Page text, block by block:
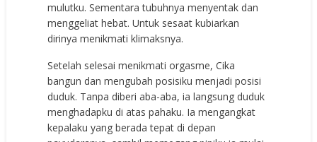
mulutku. Sementara tubuhnya menyentak dan
menggeliat hebat. Untuk sesaat kubiarkan
dirinya menikmati klimaksnya.
Setelah selesai menikmati orgasme, Cika
bangun dan mengubah posisiku menjadi posisi
duduk. Tanpa diberi aba-aba, ia langsung duduk
menghadapku di atas pahaku. Ia mengangkat
kepalaku yang berada tepat di depan